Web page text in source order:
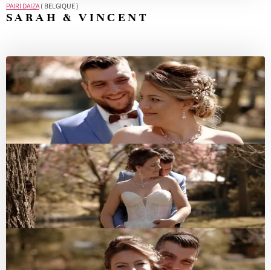
PAIRI DAIZA ( BELGIQUE )
SARAH & VINCENT